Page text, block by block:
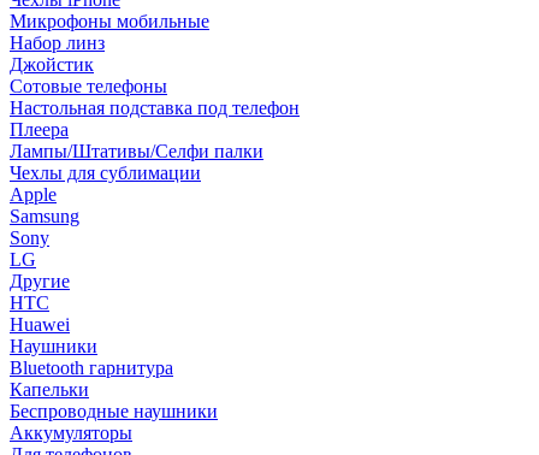
Микрофоны мобильные
Набор линз
Джойстик
Сотовые телефоны
Настольная подставка под телефон
Плеера
Лампы/Штативы/Селфи палки
Чехлы для сублимации
Apple
Samsung
Sony
LG
Другие
HTC
Huawei
Наушники
Bluetooth гарнитура
Капельки
Беспроводные наушники
Аккумуляторы